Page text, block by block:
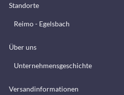
Standorte
Reimo - Egelsbach
Über uns
Unternehmensgeschichte
Versandinformationen